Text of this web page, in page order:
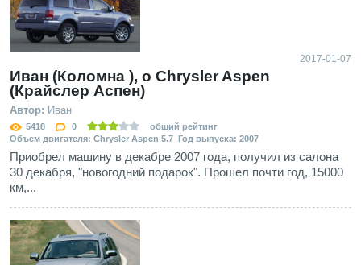
2017-01-07
Иван (Коломна ), о Chrysler Aspen
(Крайслер Аспен)
Автор: Иван
5418 0
общий рейтинг
Объем двигателя: Chrysler Aspen 5.7 Год выпуска: 2007
Приобрел машину в декабре 2007 года, получил из салона
30 декабря, "новогодний подарок". Прошел почти год, 15000
км,...